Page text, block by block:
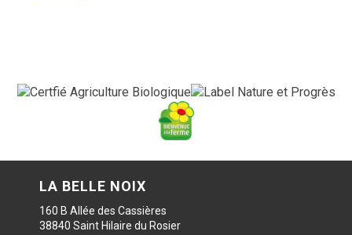
LA BELLE NOIX
160 B Allée des Cassières
38840 Saint Hilaire du Rosier